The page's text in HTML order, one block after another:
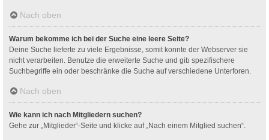
Nach oben
Warum bekomme ich bei der Suche eine leere Seite?
Deine Suche lieferte zu viele Ergebnisse, somit konnte der Webserver sie
nicht verarbeiten. Benutze die erweiterte Suche und gib spezifischere
Suchbegriffe ein oder beschränke die Suche auf verschiedene Unterforen.
Nach oben
Wie kann ich nach Mitgliedern suchen?
Gehe zur „Mitglieder“-Seite und klicke auf „Nach einem Mitglied suchen“.